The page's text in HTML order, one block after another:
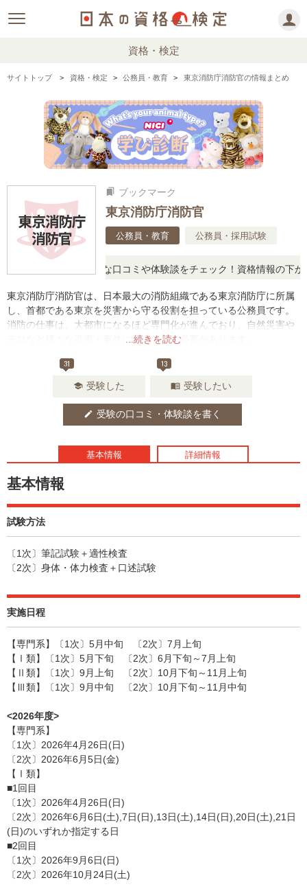
資格・検定
サイトトップ 資格・検定 公務員・教育 東京消防庁消防官の情報まとめ
bookmarks ブックマーク
東京消防庁消防官
公務員・教育 公務員・採用試験
ったら、リアルな口コミや体験談をチェック！資格情報の下から
...続きを読む
東京消防庁消防官は、日本最大の消防組織である東京消防庁に所属
し、首都である東京を災害から守る役割を担っている公務員です。
消防の仕事は、大都市になるほど専門化が進んでおり、自然災害や
テロなど様々な災害・事件に備えておく必要があります。
31
school 受験した
13
menu_book 受験したい
edit 受験の口コミ・体験談を書く
基本情報 詳細情報
基本情報
試験方法
〔1次〕筆記試験＋適性検査
〔2次〕身体・体力検査＋口述試験
実施日程
【専門系】〔1次〕5月中旬 〔2次〕7月上旬
【Ⅰ類】〔1次〕5月下旬 〔2次〕6月下旬～7月上旬
【Ⅱ類】〔1次〕9月上旬 〔2次〕10月下旬～11月上旬
【Ⅲ類】〔1次〕9月中旬 〔2次〕10月下旬～11月中旬
<2026年度>
【専門系】
〔1次〕2026年4月26日(日)
〔2次〕2026年6月5日(金)
【Ⅰ類】
■1回目
〔1次〕2026年4月26日(日)
〔2次〕2026年6月6日(土),7日(日),13日(土),14日(日),20日(土),21日
(日)のいずれか指定する日
■2回目
〔1次〕2026年9月6日(日)
〔2次〕2026年10月24日(土)